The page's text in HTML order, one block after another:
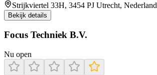
Strijkviertel 33H, 3454 PJ Utrecht, Nederland
Bekijk details
Focus Techniek B.V.
Nu open